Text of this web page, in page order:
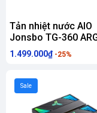
Tản nhiệt nước AIO
Jonsbo TG-360
Black
1.499.000₫ -25%
Sale